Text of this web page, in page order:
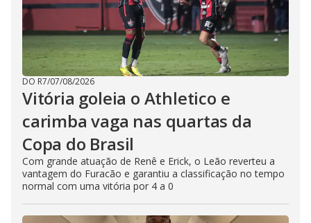
DO R7/07/08/2026
Vitória goleia o Athletico e
carimba vaga nas quartas da
Copa do Brasil
Com grande atuação de Renê e Erick, o Leão reverteu a
vantagem do Furacão e garantiu a classificação no tempo
normal com uma vitória por 4 a 0